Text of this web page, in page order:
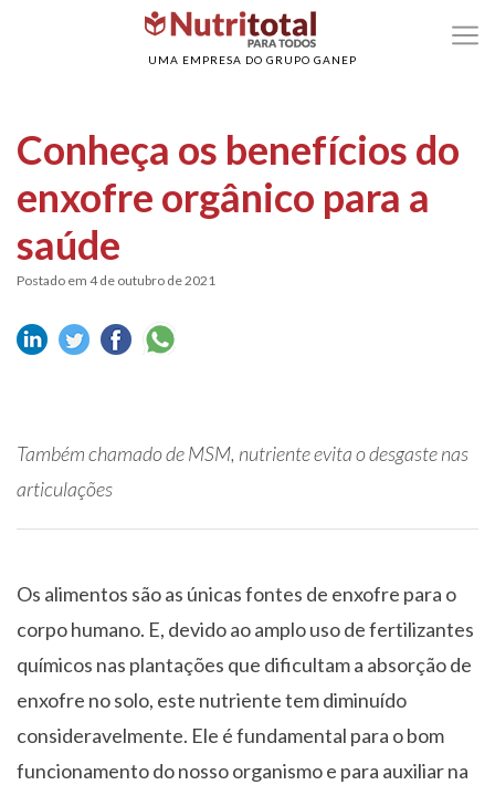
UMA EMPRESA DO GRUPO GANEP
Artrite e artrose >Conheça os benefícios do enxofre orgânico para a
Conheça os benefícios do
enxofre orgânico para a
saúde
Postado em 4 de outubro de 2021
Também chamado de MSM, nutriente evita o desgaste nas
articulações
Os alimentos são as únicas fontes de enxofre para o
corpo humano. E, devido ao amplo uso de fertilizantes
químicos nas plantações que dificultam a absorção de
enxofre no solo, este nutriente tem diminuído
consideravelmente. Ele é fundamental para o bom
funcionamento do nosso organismo e para auxiliar na